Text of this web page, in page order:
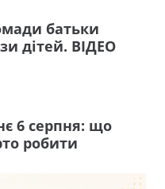
батьки
дітей. ВІДЕО
6 серпня: що
робити